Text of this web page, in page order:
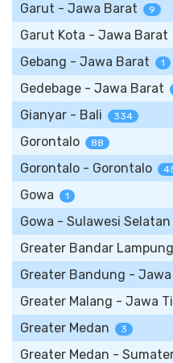
Garut - Jawa Barat 9
Garut Kota - Jawa Barat
Gebang - Jawa Barat 1
Gedebage - Jawa Barat
Gianyar - Bali 334
Gorontalo 88
Gorontalo - Gorontalo
Gowa 1
Gowa - Sulawesi Selatan
Greater Bandar
Greater Bandung -
Greater Malang - Jawa
Greater Medan 3
Greater Medan -